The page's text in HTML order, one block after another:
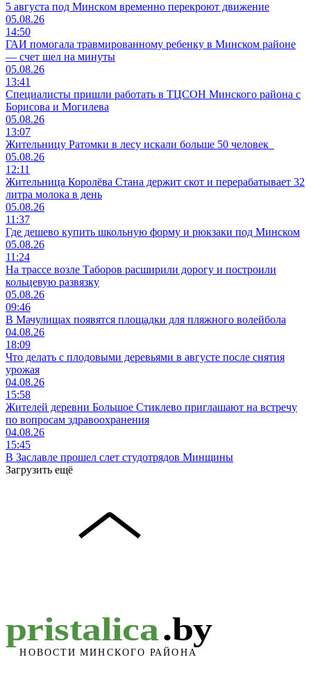
5 августа под Минском временно перекроют движение
05.08.26
14:50
ГАИ помогала травмированному ребенку в Минском районе
— счет шел на минуты
05.08.26
13:41
Специалисты пришли работать в ТЦСОН Минского района с
Борисова и Могилева
05.08.26
13:07
Жительницу Ратомки в лесу искали больше 50 человек
05.08.26
12:11
Жительница Королёва Стана держит скот и перерабатывает 32
литра молока в день
05.08.26
11:37
Где дешево купить школьную форму и рюкзаки под Минском
05.08.26
11:24
На трассе возле Таборов расширили дорогу и построили
кольцевую развязку
05.08.26
09:46
В Мачулищах появятся площадки для пляжного волейбола
04.08.26
18:09
Что делать с плодовыми деревьями в августе после снятия
урожая
04.08.26
15:58
Жителей деревни Большое Стиклево приглашают на встречу
по вопросам здравоохранения
04.08.26
15:45
В Заславле прошел слет студотрядов Минщины
Загрузить ещё